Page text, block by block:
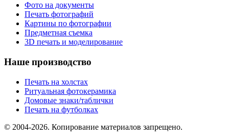
Фото на документы
Печать фотографий
Картины по фотографии
Предметная съемка
3D печать и моделирование
Наше производство
Печать на холстах
Ритуальная фотокерамика
Домовые знаки/таблички
Печать на футболках
© 2004-2026. Копирование материалов запрещено.